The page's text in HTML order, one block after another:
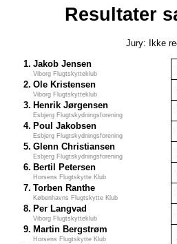
Resultater
Jury: Ikke
1. Jakob Jensen
Viborg Flugtskytteklub
2. Ole Kristensen
Viborg Flugtskytteklub
3. Henrik Jørgensen
Esbjerg Flugtskydningsforening
4. Poul Jakobsen
Esbjerg Flugtskydningsforening
5. Glenn Christiansen
Esbjerg Flugtskydningsforening
6. Bertil Petersen
Horsens Flugtskytte Klub
7. Torben Ranthe
Københavns Flugtskytte Klub
8. Per Langvad
Viborg Flugtskytteklub
9. Martin Bergstrøm
Horsens Flugtskytte Klub